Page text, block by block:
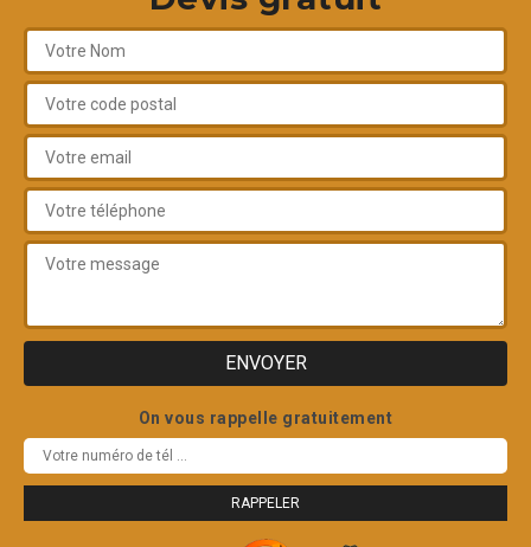
On vous rappelle gratuitement